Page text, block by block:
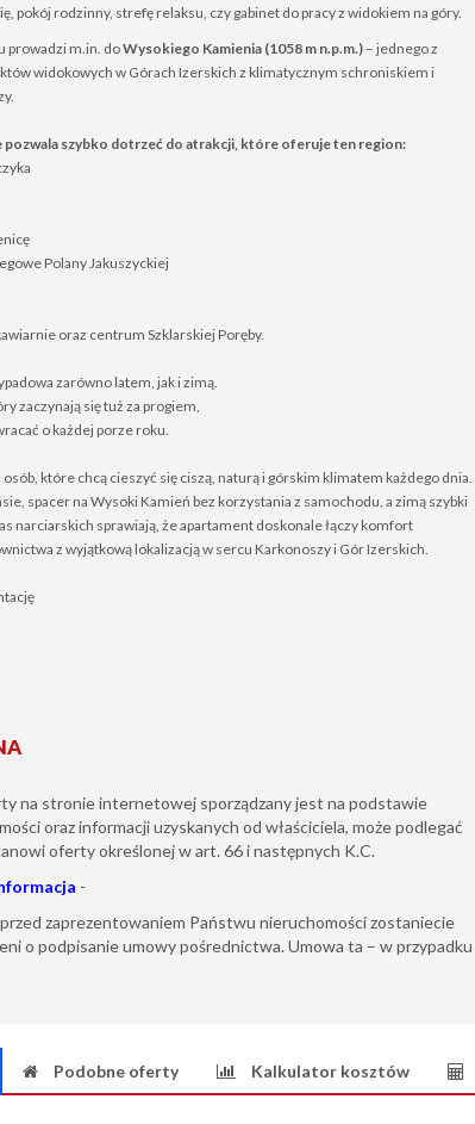
pokój rodzinny, strefę relaksu, czy gabinet do pracy z widokiem na góry.
prowadzi m.in. doWysokiego Kamienia (1058 m n.p.m.) – jednego z
widokowych w Górach Izerskich z klimatycznym schroniskiem i
pozwala szybko dotrzeć do atrakcji, które oferuje ten region:
Polany Jakuszyckiej
oraz centrum Szklarskiej Poręby.
zarówno latem, jak i zimą.
zaczynają się tuż za progiem,
o każdej porze roku.
które chcą cieszyć się ciszą, naturą i górskim klimatem każdego dnia.
spacer na Wysoki Kamień bez korzystania z samochodu, a zimą szybki
narciarskich sprawiają, że apartament doskonale łączy komfort
z wyjątkową lokalizacją w sercu Karkonoszy i Gór Izerskich.
na stronie internetowej sporządzany jest na podstawie
oraz informacji uzyskanych od właściciela, może podlegać
oferty określonej w art. 66 i następnych K.C.
-
zaprezentowaniem Państwu nieruchomości zostaniecie
o podpisanie umowy pośrednictwa. Umowa ta – w przypadku
Podobne oferty Kalkulator kosztów